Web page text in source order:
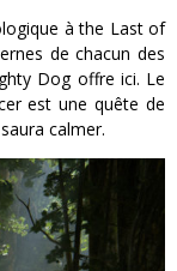
à the Last of
de chacun des
Dog offre ici. Le
est une quête de
calmer.